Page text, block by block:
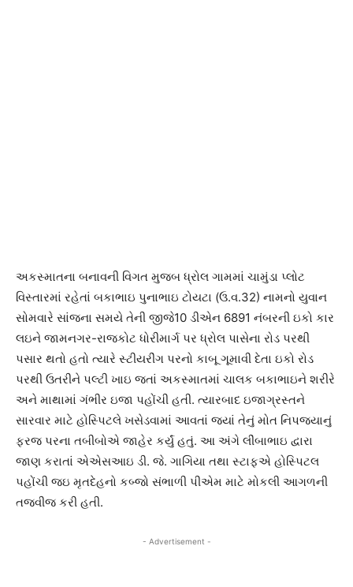
અકસ્માતના બનાવની વિગત મુજબ ધ્રોલ ગામમાં ચામુંડા પ્લોટ
વિસ્તારમાં રહેતાં બકાભાઇ પુનાભાઇ ટોયટા (ઉ.વ.32) નામનો યુવાન
સોમવારે સાંજના સમયે તેની જીજે10 ડીએન 6891 નંબરની ઇકો કાર
લઇને જામનગર-રાજકોટ ધોરીમાર્ગ પર ધ્રોલ પાસેના રોડ પરથી
પસાર થતો હતો ત્યારે સ્ટીયરીંગ પરનો કાબૂ ગૂમાવી દેતા ઇકો રોડ
પરથી ઉતરીને પલ્ટી ખાઇ જતાં અકસ્માતમાં ચાલક બકાભાઇને શરીરે
અને માથામાં ગંભીર ઇજા પહોંચી હતી. ત્યારબાદ ઇજાગ્રસ્તને
સારવાર માટે હોસ્પિટલે ખસેડવામાં આવતાં જ્યાં તેનું મોત નિપજયાનું
ફરજ પરના તબીબોએ જાહેર કર્યું હતું. આ અંગે લીંબાભાઇ દ્વારા
જાણ કરાતાં એએસઆઇ ડી. જે. ગાગિયા તથા સ્ટાફએ હોસ્પિટલ
પહોંચી જઇ મૃતદેહનો કબ્જો સંભાળી પીએમ માટે મોકલી આગળની
તજવીજ કરી હતી.
- Advertisement -